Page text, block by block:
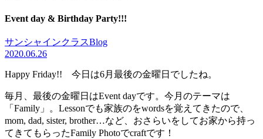
Event day & Birthday Party!!!
サンシャインクラスBlog
2020.06.26
Happy Friday!! 今日は6月最後の金曜日でしたね。
毎月、最後の金曜日はEvent dayです。今月のテーマは
「Family」。Lessonでも家族のをwordsを覚えてきたので、
mom, dad, sister, brother…など、おさらいをしてお家から持っ
てきてもらったFamily Photoでcraftです！